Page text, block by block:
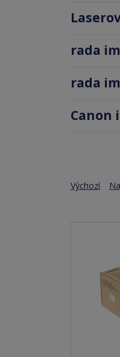
rada
rada
Canon
Výchozí